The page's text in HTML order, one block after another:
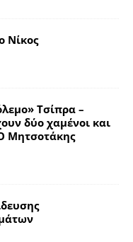
Νίκος
Τσίπρα –
δύο χαμένοι και
Μητσοτάκης